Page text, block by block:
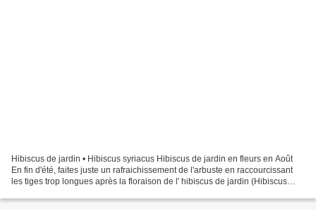
Hibiscus de jardin • Hibiscus syriacus Hibiscus de jardin en fleurs en Août
En fin d'été, faites juste un rafraichissement de l'arbuste en raccourcissant
les tiges trop longues après la floraison de l' hibiscus de jardin (Hibiscus